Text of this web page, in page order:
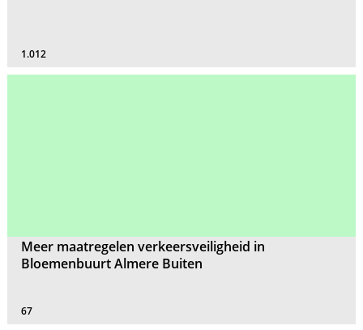
1.012
Meer maatregelen verkeersveiligheid in
Bloemenbuurt Almere Buiten
67